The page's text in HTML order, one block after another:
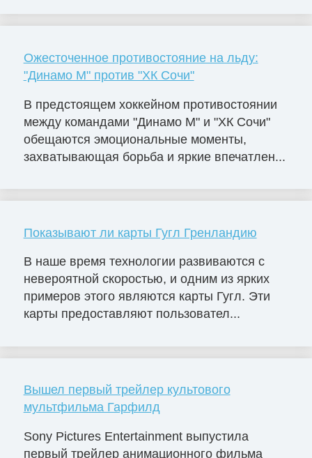
Ожесточенное противостояние на льду:
"Динамо М" против "ХК Сочи"
В предстоящем хоккейном противостоянии
между командами "Динамо М" и "ХК Сочи"
обещаются эмоциональные моменты,
захватывающая борьба и яркие впечатлен...
Показывают ли карты Гугл Гренландию
В наше время технологии развиваются с
невероятной скоростью, и одним из ярких
примеров этого являются карты Гугл. Эти
карты предоставляют пользовател...
Вышел первый трейлер культового
мультфильма Гарфилд
Sony Pictures Entertainment выпустила
первый трейлер анимационного фильма